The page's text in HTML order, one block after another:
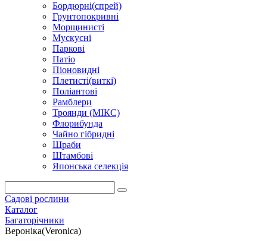
Бордюрні(спрей)
Грунтопокривні
Морщинисті
Мускусні
Паркові
Патіо
Піоновидні
Плетисті(виткі)
Поліантові
Рамблери
Троянди (МІКС)
Флорибунда
Чайно гібридні
Шраби
Штамбові
Японська селекція
Садові рослини
Каталог
Багаторічники
Вероніка(Veronica)